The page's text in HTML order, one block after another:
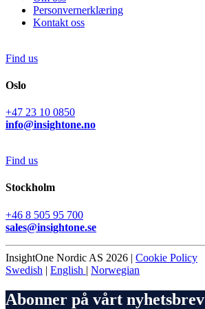
Personvernerklæring
Kontakt oss
Find us
Oslo
+47 23 10 0850
info@insightone.no
Find us
Stockholm
+46 8 505 95 700
sales@insightone.se
InsightOne Nordic AS 2026 | Cookie Policy
Swedish | English | Norwegian
Abonner på vårt nyhetsbrev